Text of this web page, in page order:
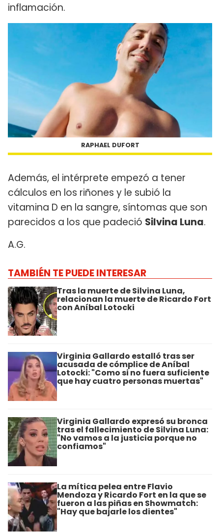
inflamación.
RAPHAEL DUFORT
Además, el intérprete empezó a tener
cálculos en los riñones y le subió la
vitamina D en la sangre, síntomas que son
parecidos a los que padeció Silvina Luna.
A.G.
TAMBIÉN TE PUEDE INTERESAR
Tras la muerte de Silvina Luna,
relacionan la muerte de Ricardo Fort
con Aníbal Lotocki
Virginia Gallardo estalló tras ser
acusada de cómplice de Aníbal
Lotocki: "Como si no fuera suficiente
que hay cuatro personas muertas"
Virginia Gallardo expresó su bronca
tras el fallecimiento de Silvina Luna:
"No vamos a la justicia porque no
confiamos"
La mítica pelea entre Flavio
Mendoza y Ricardo Fort en la que se
fueron a las piñas en Showmatch:
"Hay que bajarle los dientes"